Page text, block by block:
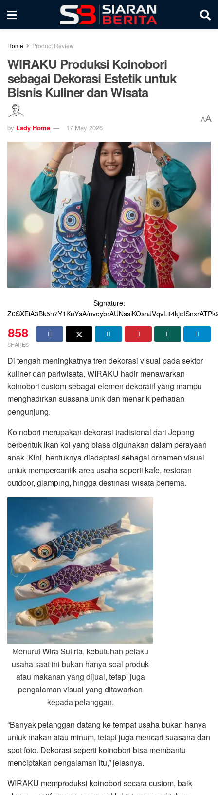
Home Product Review
WIRAKU Produksi Koinobori
sebagai Dekorasi Estetik untuk
Bisnis Kuliner dan Wisata
by Lady Home 17 May 2026
AA
Signature:
Z6SXEiA3Bk5n7Y1KuYsA/
858
SHARES
Di tengah meningkatnya tren dekorasi visual pada sektor
kuliner dan pariwisata, WIRAKU hadir menawarkan
koinobori custom sebagai elemen dekoratif yang mampu
menghadirkan suasana unik dan menarik perhatian
pengunjung.
Koinobori merupakan dekorasi tradisional dari Jepang
berbentuk ikan koi yang biasa digunakan dalam perayaan
anak. Kini, bentuknya diadaptasi sebagai ornamen visual
untuk mempercantik area usaha seperti kafe, restoran
outdoor, glamping, hingga destinasi wisata bertema.
MenurutWira Sutirta, kebutuhan pelaku
usaha saat ini bukan hanya soal produk
atau makanan yang dijual, tetapi juga
pengalaman visual yang ditawarkan
kepada pelanggan.
“Banyak pelanggan datang ke tempat usaha bukan hanya
untuk makan atau minum, tetapi juga mencari suasana dan
spot foto. Dekorasi seperti koinobori bisa membantu
menciptakan pengalaman itu,” jelasnya.
WIRAKU memproduksi koinobori secara custom, baik